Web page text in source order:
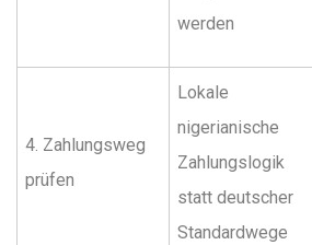
werden
4. Zahlungsweg
prüfen
Lokale
nigerianische
Zahlungslogik
statt deutscher
Standardwege